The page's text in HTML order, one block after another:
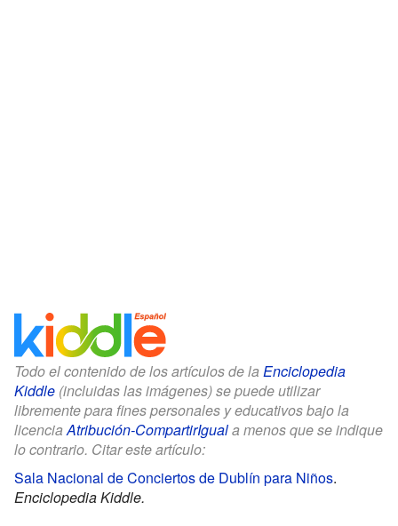
Todo el contenido de los artículos de la Enciclopedia
Kiddle (incluidas las imágenes) se puede utilizar
libremente para fines personales y educativos bajo la
licenciaAtribución-CompartirIguala menos que se indique
lo contrario. Citar este artículo:
Sala Nacional de Conciertos de Dublín para Niños.
Enciclopedia Kiddle.